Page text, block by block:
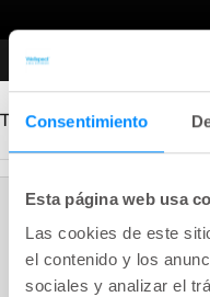
Consentimiento
Esta página web usa
Las cookies de este
el contenido y los
sociales y analizar el
Bienvenidos a Wellspect
Trabajar en Wellspect
¿Por qué
Con nuestra presencia